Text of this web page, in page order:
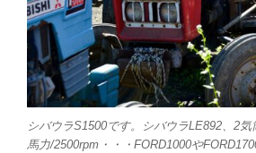
シバウラS1500です。シバウラLE892、2
馬力/2500rpm・・・FORD1000や